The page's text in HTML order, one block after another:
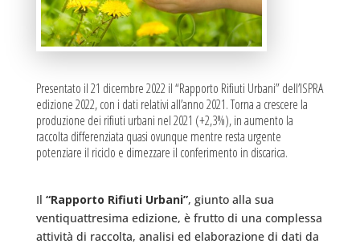
Presentato il 21 dicembre 2022 il “Rapporto Rifiuti Urbani” dell’ISPRA
edizione 2022, con i dati relativi all’anno 2021. Torna a crescere la
produzione dei rifiuti urbani nel 2021 (+2,3%), in aumento la
raccolta differenziata quasi ovunque mentre resta urgente
potenziare il riciclo e dimezzare il conferimento in discarica.
Il “Rapporto Rifiuti Urbani”, giunto alla sua
ventiquattresima edizione, è frutto di una complessa
attività di raccolta, analisi ed elaborazione di dati da